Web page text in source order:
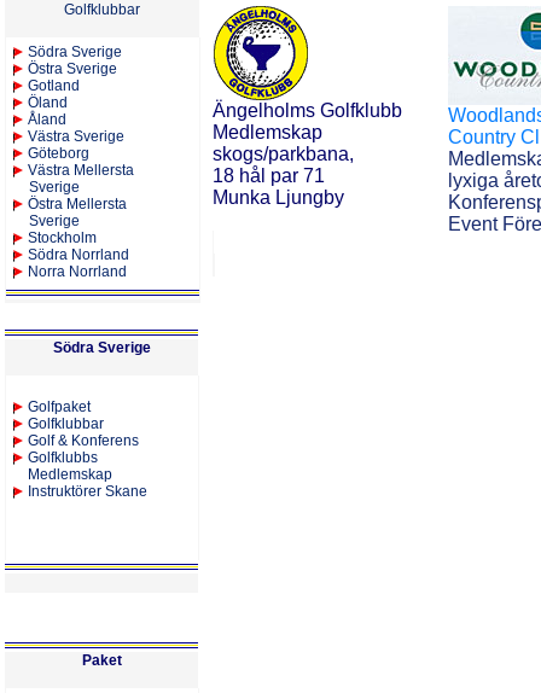
Golfklubbar
Södra Sverige
Östra Sverige
Gotland
Öland
Åland
Västra Sverige
Göteborg
Västra Mellersta
Sverige
Östra Mellersta
Sverige
Stockholm
Södra Norrland
Norra Norrland
Södra Sverige
Golfpaket
Golfklubbar
Golf & Konferens
Golfklubbs
Medlemskap
Instruktörer Skane
Paket
Ängelholms Golfklubb
Medlemskap
skogs/parkbana,
18 hål par 71
Munka Ljungby
Country
lyxiga
Event